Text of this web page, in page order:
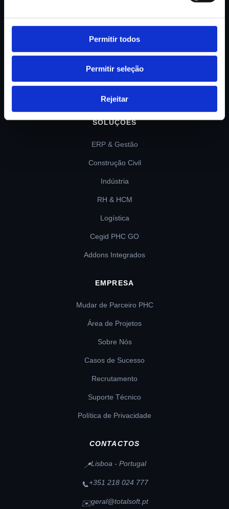
Permitir todos
Permitir seleção
Rejeitar
PHC Enterprise Partner desde 2011. Cegid
Platinum Partner em 2026. Especialistas em
SOLUÇÕES
ERP & Gestão
Construção Civil
Indústria
RH & HCM
Logística
Cegid PHC GO
Addons Integrados
EMPRESA
Mudar de Parceiro PHC
Área de Projetos
Sobre Nós
Casos de Sucesso
Recrutamento
Suporte Técnico
Política de Privacidade
CONTACTOS
📍Lisboa - Portugal
📞+351 218 024 777
✉️geral@totalsoft.pt